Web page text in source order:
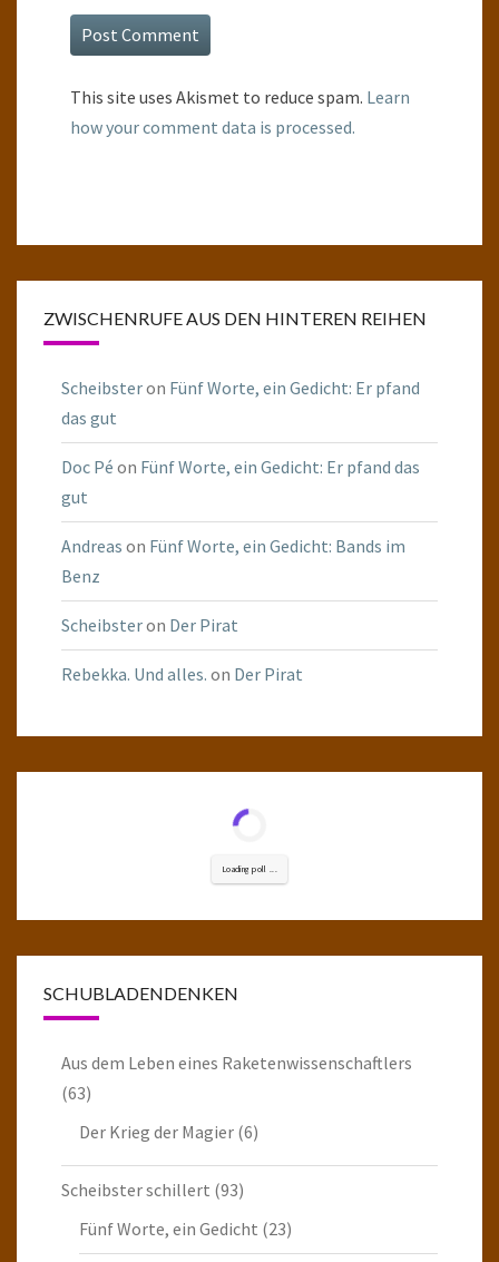
This site uses Akismet to reduce spam. Learn
how your comment data is processed.
ZWISCHENRUFE AUS DEN HINTEREN REIHEN
Scheibsteron Fünf Worte, ein Gedicht: Er pfand
das gut
Doc Pé on Fünf Worte, ein Gedicht: Er pfand das
gut
Andreas on Fünf Worte, ein Gedicht: Bands im
Benz
Scheibsteron Der Pirat
Rebekka. Und alles. on Der Pirat
Loading poll ...
SCHUBLADENDENKEN
Aus dem Leben eines Raketenwissenschaftlers
(63)
Der Krieg der Magier (6)
Scheibster schillert (93)
Fünf Worte, ein Gedicht (23)